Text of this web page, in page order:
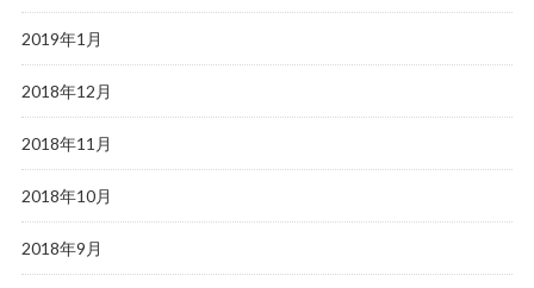
2019年1月
2018年12月
2018年11月
2018年10月
2018年9月